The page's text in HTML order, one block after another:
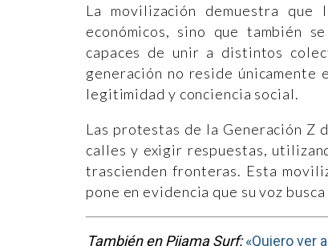
La movilización demuestra
económicos, sino que también
capaces de unir a distintos
generación no reside únicamente
legitimidad y conciencia social.
Las protestas de la Generación Z
calles y exigir respuestas,
trascienden fronteras. Esta
pone en evidencia que su voz
También en Pijama Surf:«Quiero ver